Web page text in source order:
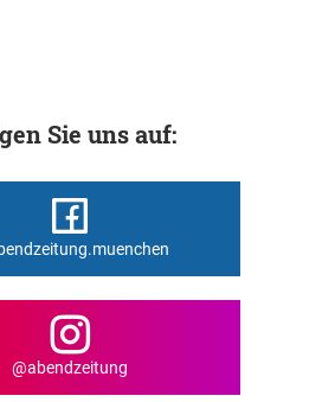
Sie uns auf:
@abendzeitung